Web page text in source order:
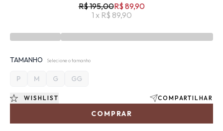
R$ 195,00R$ 89,90
1 x R$ 89,90
TAMANHO Selecione o tamanho
P M G GG
COMPRAR
WISHLIST COMPARTILHAR